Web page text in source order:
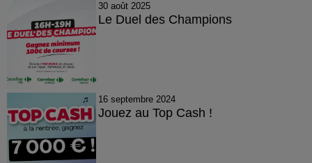
30 août 2025
Le Duel des Champions
16 septembre 2024
Jouez au Top Cash !